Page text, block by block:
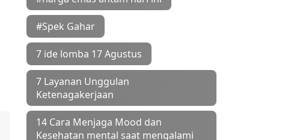
#Spek Gahar
7 ide lomba 17 Agustus
7 Layanan Unggulan
Ketenagakerjaan
14 Cara Menjaga Mood dan
Kesehatan mental saat mengalami